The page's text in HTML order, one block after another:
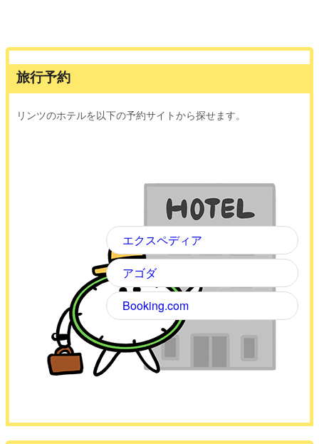
旅行予約
リンツのホテルを以下の予約サイトから探せます。
エクスペディア
アゴダ
Booking.com